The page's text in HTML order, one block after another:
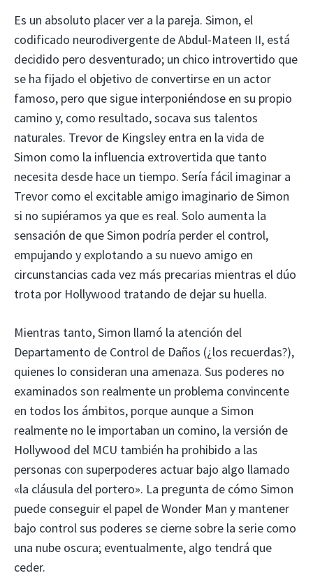
Es un absoluto placer ver a la pareja. Simon, el
codificado neurodivergente de Abdul-Mateen II, está
decidido pero desventurado; un chico introvertido que
se ha fijado el objetivo de convertirse en un actor
famoso, pero que sigue interponiéndose en su propio
camino y, como resultado, socava sus talentos
naturales. Trevor de Kingsley entra en la vida de
Simon como la influencia extrovertida que tanto
necesita desde hace un tiempo. Sería fácil imaginar a
Trevor como el excitable amigo imaginario de Simon
si no supiéramos ya que es real. Solo aumenta la
sensación de que Simon podría perder el control,
empujando y explotando a su nuevo amigo en
circunstancias cada vez más precarias mientras el dúo
trota por Hollywood tratando de dejar su huella.
Mientras tanto, Simon llamó la atención del
Departamento de Control de Daños (¿los recuerdas?),
quienes lo consideran una amenaza. Sus poderes no
examinados son realmente un problema convincente
en todos los ámbitos, porque aunque a Simon
realmente no le importaban un comino, la versión de
Hollywood del MCU también ha prohibido a las
personas con superpoderes actuar bajo algo llamado
«la cláusula del portero». La pregunta de cómo Simon
puede conseguir el papel de Wonder Man y mantener
bajo control sus poderes se cierne sobre la serie como
una nube oscura; eventualmente, algo tendrá que
ceder.